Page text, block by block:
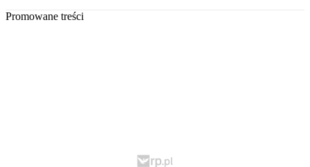
Promowane treści